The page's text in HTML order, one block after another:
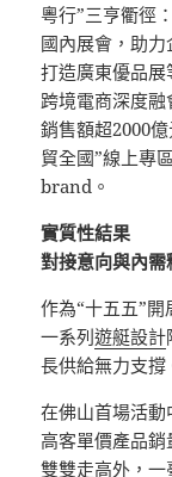
粵行”三亨衢徑
國內展會，助
打造廣東優品
跨境電商深度
銷售額超2000
貿全國”線上專
brand。
實質性結果
對接意向與內
作為“十五五”
一系列遊艇設計
長供給無力支撐
在佛山首場活動
高客單價產品
雙雙走高外，一